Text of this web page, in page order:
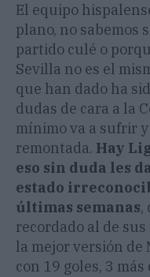
El equipo
plano, no sabemos
partido culé o
Sevilla no es el
que han dado ha
dudas de cara a la
mínimo va a sufrir
remontada. Hay
eso sin duda les
estado
últimas semanas,
recordado al de
la mejor versión de
con 19 goles, 3 más